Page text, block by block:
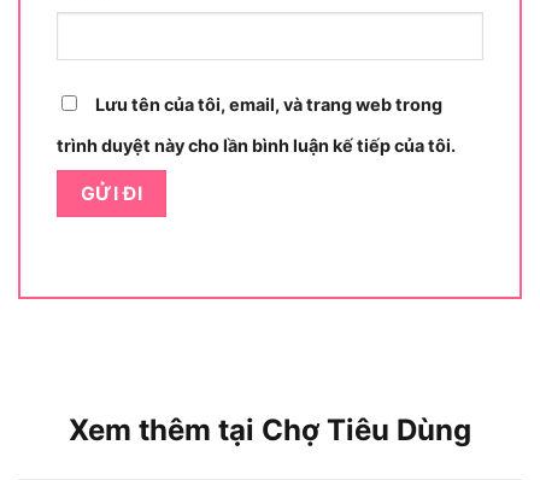
cách GLM 400
Công dụng thực tiễn của máy đo khoảng cách GLM
Lưu tên của tôi, email, và trang web trong
trình duyệt này cho lần bình luận kế tiếp của tôi.
Xem thêm tại Chợ Tiêu Dùng